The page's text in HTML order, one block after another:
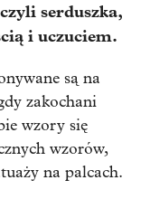
serduszka,
i uczuciem.
są na
zakochani
wzory się
wzorów,
na palcach.